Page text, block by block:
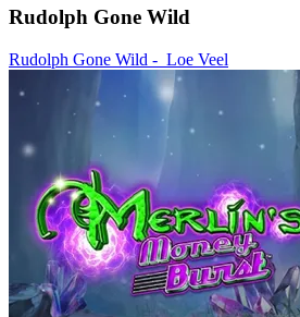
Rudolph Gone Wild
Rudolph Gone Wild - Loe Veel